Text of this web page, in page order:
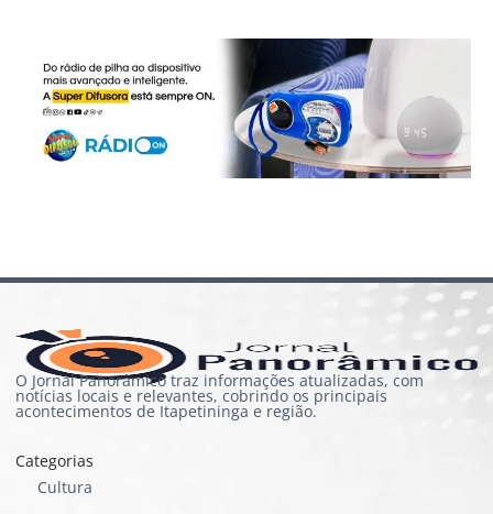
O Jornal Panorâmico traz informações atualizadas, com
notícias locais e relevantes, cobrindo os principais
acontecimentos de Itapetininga e região.
Categorias
Cultura